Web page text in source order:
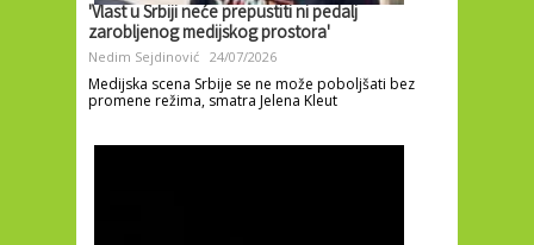
'Vlast u Srbiji neće prepustiti ni pedalj
zarobljenog medijskog prostora'
Nedim Sejdinović 24/07/2026
Medijska scena Srbije se ne može poboljšati bez
promene režima, smatra Jelena Kleut